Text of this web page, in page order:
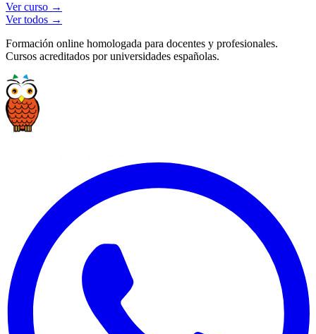
Ver curso →
Ver todos →
Formación online homologada para docentes y profesionales.
Cursos acreditados por universidades españolas.